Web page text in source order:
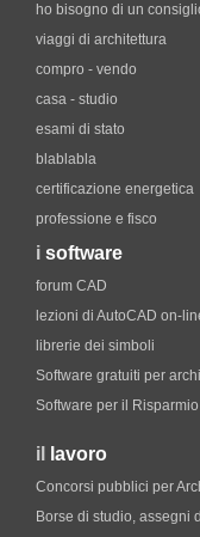
ho bisogno di un
viaggi di architettura
compro - vendo
casa - studio
esami di stato
blablabla
certificazione energetica
professione e fisco
i software
forum CAD
lezioni di AutoCAD on-
librerie dei simboli
Software gratuiti per
Software per il
il lavoro
Concorsi pubblici per
Borse di studio, assegni